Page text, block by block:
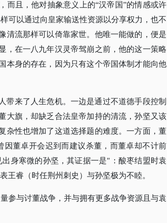
而且，他对抽象意义上的“汉帝国”的情感或许
可以通过向皇家输送性资源以分享权力，也不
清流那样可以倚靠家世。他唯一能做的，便是
，在一八九年汉灵帝驾崩之前，他的这一策略
本身的存在，因为只有这个帝国体制才能向他
带来了人生危机。一边是通过不道德手段控制
大旗，却缺乏合法皇帝加持的清流，孙坚又该
杂性也增加了这道选择题的难度。一方面，董
董卓开会迟到而建议杀董，而董卓却不计前
身寒微的孙坚，其证据一是"：酸枣结盟时袁
王睿（时任荆州刺史）与孙坚极为不睦。
参与讨董战争，并与拥有更多战争资源且与袁